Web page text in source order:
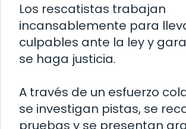
Los rescatistas trabajan
incansablemente para
culpables ante la ley y
se haga justicia.
A través de un esfuerzo
se investigan pistas, se
pruebas y se presentan